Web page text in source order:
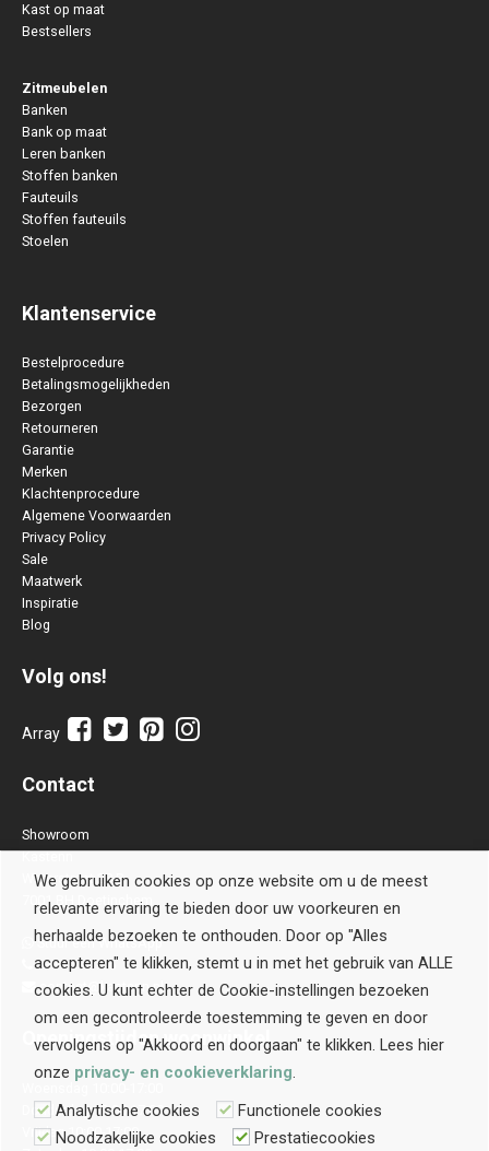
Kast op maat
Bestsellers
Zitmeubelen
Banken
Bank op maat
Leren banken
Stoffen banken
Fauteuils
Stoffen fauteuils
Stoelen
Klantenservice
Bestelprocedure
Betalingsmogelijkheden
Bezorgen
Retourneren
Garantie
Merken
Klachtenprocedure
Algemene Voorwaarden
Privacy Policy
Sale
Maatwerk
Inspiratie
Blog
Volg ons!
Array
Contact
Showroom
Kastenn
Waterstraat 28 B
7001 BH Doetinchem
Stuur een WhatsApp
0314-514106
contact@kastenn.nl
Openingstijdenwoonwinkel
Donderdag 10:00-17:00
Vrijdag 10:00-17:00
We gebruiken cookies op onze website om u de meest
relevante ervaring te bieden door uw voorkeuren en
herhaalde bezoeken te onthouden. Door op "Alles
accepteren" te klikken, stemt u in met het gebruik van ALLE
cookies. U kunt echter de Cookie-instellingen bezoeken
om een gecontroleerde toestemming te geven en door
vervolgens op "Akkoord en doorgaan" te klikken. Lees hier
onze privacy- en cookieverklaring.
Analytische cookies
Functionele cookies
Noodzakelijke cookies
Prestatiecookies